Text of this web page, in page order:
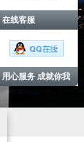
在线客服
用心服务 成就你我